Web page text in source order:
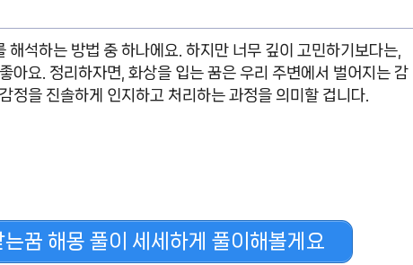
석하는 방법 중 하나에요. 하지만 너무 깊이 고민하기보다는,
아요. 정리하자면, 화상을 입는 꿈은 우리 주변에서 벌어지는 감
정을 진솔하게 인지하고 처리하는 과정을 의미할 겁니다.
꿈 해몽 풀이 세세하게 풀이해볼게요